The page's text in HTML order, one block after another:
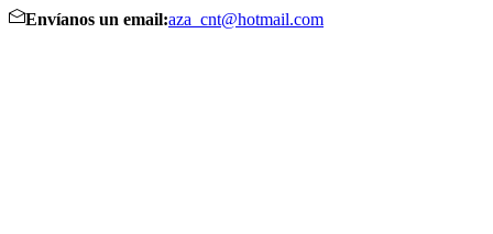
Envíanos un email:aza_cnt@hotmail.com